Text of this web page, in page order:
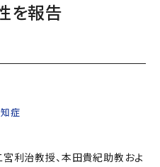
を報告
症
利治教授、本田貴紀助教およ